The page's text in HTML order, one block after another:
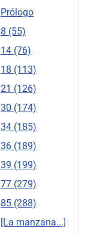
Prólogo
8 (55)
14 (76)
18 (113)
21 (126)
30 (174)
34 (185)
36 (189)
39 (199)
77 (279)
85 (288)
[La manzana...]